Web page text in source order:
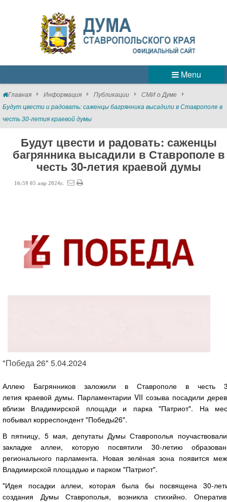
Menu
Главная Информация Публикации
СМИ о Думе
Будут цвести и радовать: саженцы багрянника высадили в Ставрополе в
честь 30-летия краевой думы
Будут цвести и радовать: саженцы
багрянника высадили в Ставрополе в
честь 30-летия краевой думы
16:59 05 апр 2024г.
"Победа 26" 5.04.2024
Аллею Багрянников заложили в Ставрополе в честь
летия краевой думы. Парламентарии VII созыва посадили
вблизи Владимирской площади и парка "Патриот". На
побывал корреспондент "Победы26".
В пятницу, 5 мая, депутаты Думы Ставрополья
закладке аллеи, которую посвятили 30-летию
регионального парламента. Новая зелёная зона появится
Владимирской площадью и парком "Патриот".
"Идея посадки аллеи, которая была бы посвящена 30-
создания Думы Ставрополья, возникла стихийно.